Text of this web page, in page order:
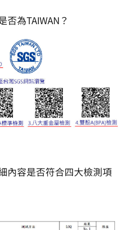
否為TAIWAN？
內容是否符合四大檢測項